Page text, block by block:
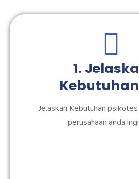
1.
Jelaskan Kebutuhan
perusahaan anda